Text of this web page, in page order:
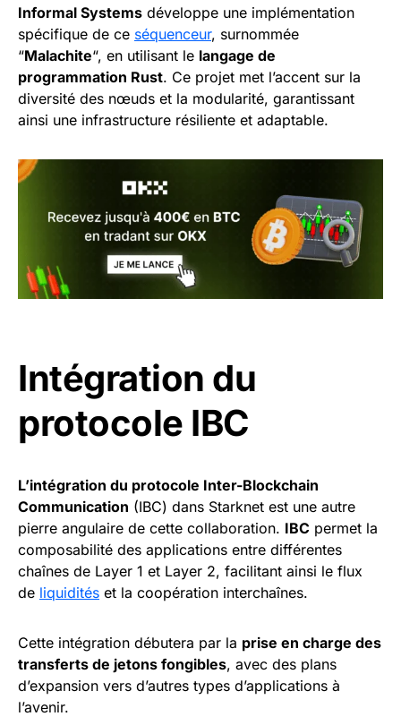
Informal Systems développe une implémentation
spécifique de ce séquenceur, surnommée
“Malachite“, en utilisant le langage de
programmation Rust. Ce projet met l’accent sur la
diversité des nœuds et la modularité, garantissant
ainsi une infrastructure résiliente et adaptable.
Intégration du
protocole IBC
L’intégration du protocole Inter-Blockchain
Communication (IBC) dans Starknet est une autre
pierre angulaire de cette collaboration. IBC permet la
composabilité des applications entre différentes
chaînes de Layer 1 et Layer 2, facilitant ainsi le flux
de liquidités et la coopération interchaînes.
Cette intégration débutera par la prise en charge des
transferts de jetons fongibles, avec des plans
d’expansion vers d’autres types d’applications à
l’avenir.